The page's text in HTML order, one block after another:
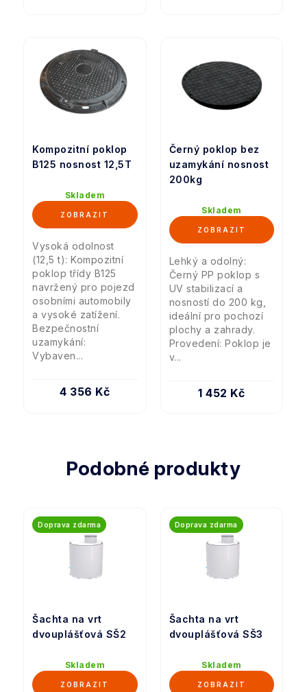
Kompozitní poklop
B125 nosnost 12,5T
Skladem
4 356 Kč
Vysoká odolnost
(12,5 t): Kompozitní
poklop třídy B125
navržený pro pojezd
osobními automobily
a vysoké zatížení.
Bezpečnostní
uzamykání:
Vybaven...
Černý poklop bez
uzamykání nosnost
200kg
Skladem
1 452 Kč
Lehký a odolný:
Černý PP poklop s
UV stabilizací a
nosností do 200 kg,
ideální pro pochozí
plochy a zahrady.
Provedení: Poklop je
v...
Podobné produkty
Šachta na vrt
dvouplášťová SŠ2
Doprava zdarma
Skladem
Šachta na vrt
dvouplášťová SŠ3
Doprava zdarma
Skladem